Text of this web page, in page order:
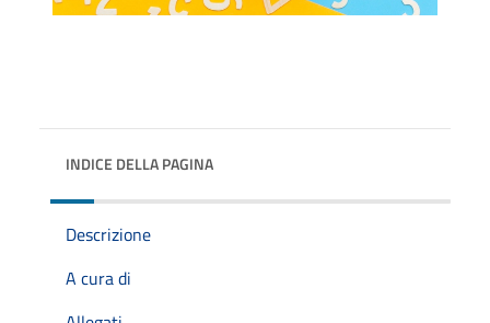
INDICE DELLA PAGINA
Descrizione
A cura di